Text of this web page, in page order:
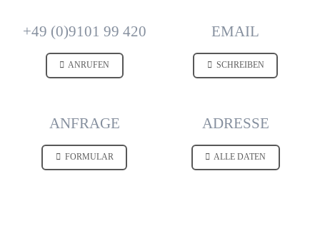
+49 (0)9101 99 420
ANRUFEN
EMAIL
SCHREIBEN
ANFRAGE
FORMULAR
ADRESSE
ALLE DATEN